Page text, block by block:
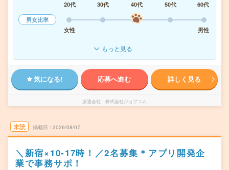
20代
30代 40代 50代
60代
男女比率
女性
男性
もっと見る
気になる! 応募へ進む 詳しく見る
派遣会社 株式会社ジョブコム
未読 掲載日 2026/08/07
＼新宿×10-17時！／2名募集＊アプリ開発企
業で事務サポ！